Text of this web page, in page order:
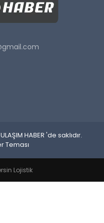
HABER 'de saklıdır.
Teması
Lojistik